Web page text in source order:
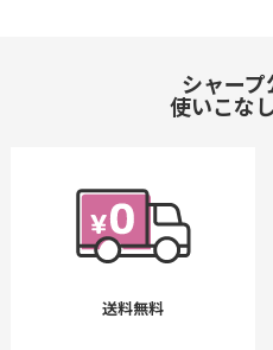
シャー
使いこな
送料無料